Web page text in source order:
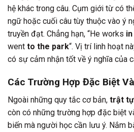
hệ khác trong câu. Cụm giới từ có
ngữ hoặc cuối câu tùy thuộc vào ý
truyền đạt. Chẳng hạn, “He works
went to the park“. Vị trí linh hoạt
có sự cảm nhận tốt về ý nghĩa của
Các Trường Hợp Đặc Biệt
Ngoài những quy tắc cơ bản, trật
còn có những trường hợp đặc biệt
biến mà người học cần lưu ý. Nắm